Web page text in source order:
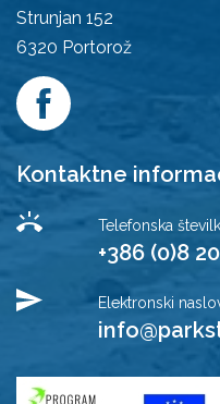
Strunjan 152
6320 Portorož
Kontaktne
Telefonska
+386 (0)8
Elektronski